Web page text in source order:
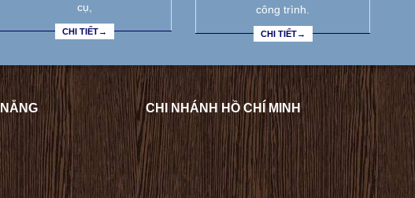
cụ,
CHI TIẾT→
công trình.
CHI TIẾT→
CHI NHÁNH HỒ CHÍ MINH